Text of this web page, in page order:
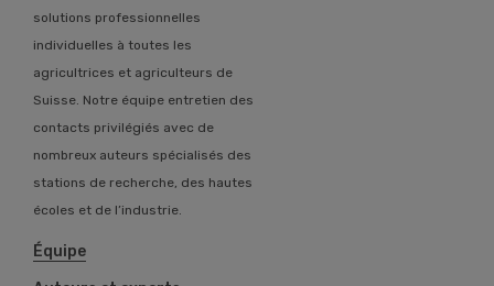
solutions professionnelles
individuelles à toutes les
agricultrices et agriculteurs de
Suisse. Notre équipe entretien des
contacts privilégiés avec de
nombreux auteurs spécialisés des
stations de recherche, des hautes
écoles et de l’industrie.
Équipe